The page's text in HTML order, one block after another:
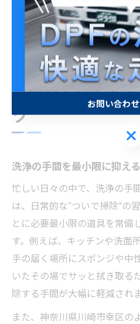
上します。まずは今日から
てみてはいかがでしょうか。
手間なく続く洗
ツ
洗浄の手間を最小限に抑え
忙しい日々の中で、洗浄の手
は、日常的な“ついで掃除”の
とに必要最小限の道具を常備
す。例えば、キッチンや洗面
手の届く場所にスポンジや中
いたその場でサッと拭き取る
除する手間が大幅に軽減されま
また、神奈川県川崎市幸区の
お問い合わ
お問い合わ